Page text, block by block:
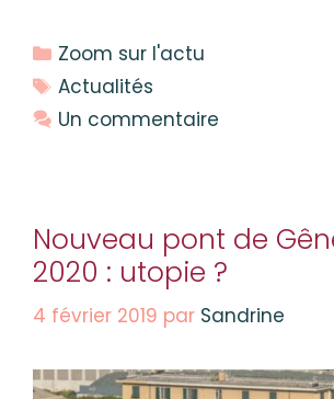
Catégories
Zoom sur l'actu
Étiquettes
Actualités
Un commentaire
Nouveau pont de
2020 : utopie ?
4 février 2019 par Sandrine